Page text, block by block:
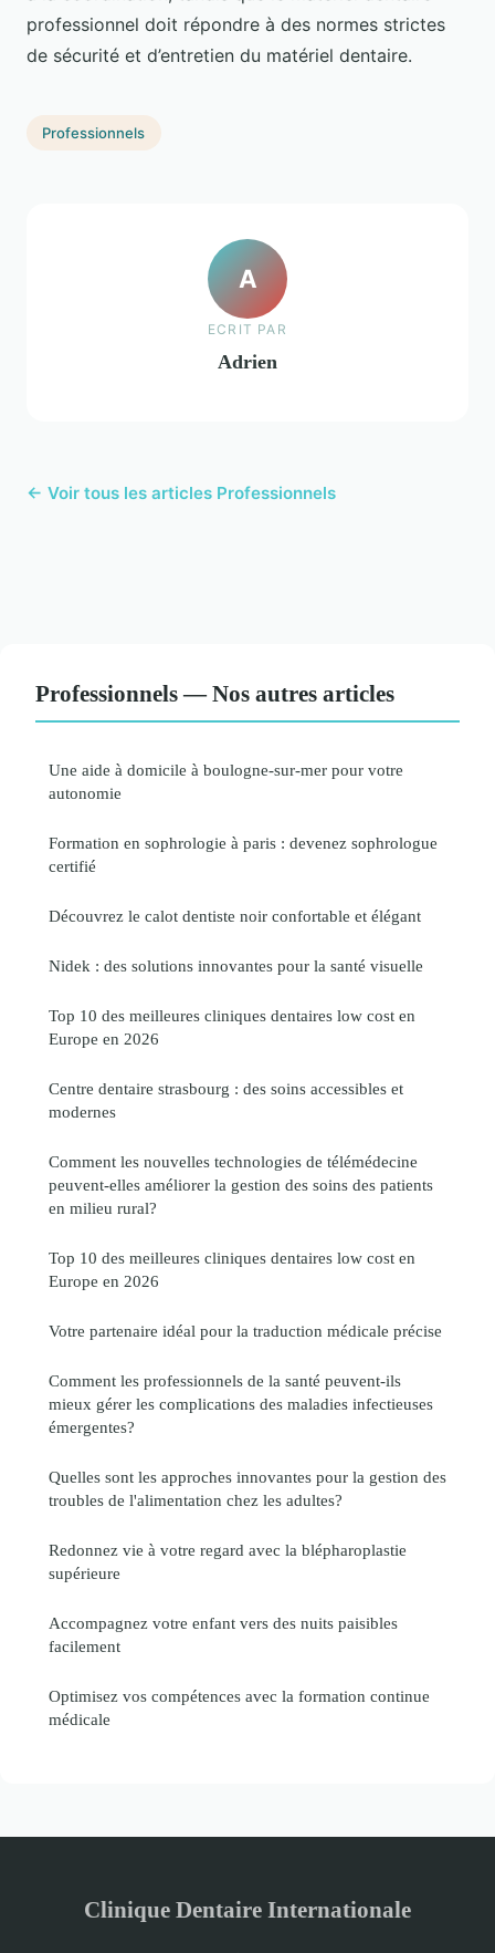
professionnel doit répondre à des normes strictes
de sécurité et d’entretien du matériel dentaire.
Professionnels
A
ECRIT PAR
Adrien
← Voir tous les articles Professionnels
Professionnels — Nos autres articles
Une aide à domicile à boulogne-sur-mer pour votre
autonomie
Formation en sophrologie à paris : devenez sophrologue
certifié
Découvrez le calot dentiste noir confortable et élégant
Nidek : des solutions innovantes pour la santé visuelle
Top 10 des meilleures cliniques dentaires low cost en
Europe en 2026
Centre dentaire strasbourg : des soins accessibles et
modernes
Comment les nouvelles technologies de télémédecine
peuvent-elles améliorer la gestion des soins des patients
en milieu rural?
Top 10 des meilleures cliniques dentaires low cost en
Europe en 2026
Votre partenaire idéal pour la traduction médicale précise
Comment les professionnels de la santé peuvent-ils
mieux gérer les complications des maladies infectieuses
émergentes?
Quelles sont les approches innovantes pour la gestion des
troubles de l'alimentation chez les adultes?
Redonnez vie à votre regard avec la blépharoplastie
supérieure
Accompagnez votre enfant vers des nuits paisibles
facilement
Optimisez vos compétences avec la formation continue
médicale
Clinique Dentaire Internationale